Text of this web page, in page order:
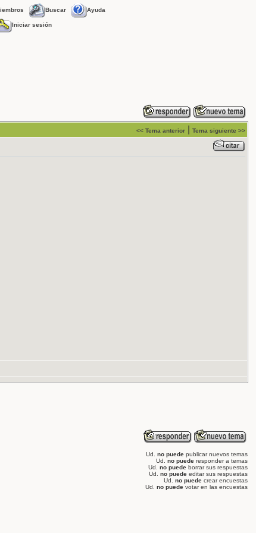
Buscar Ayuda
Iniciar sesión
<< Tema anterior| Tema siguiente >>
Ud. no puedepublicar nuevos temas
Ud. no puederesponder a temas
Ud. no puedeborrar sus respuestas
Ud. no puedeeditar sus respuestas
Ud. no puedecrear encuestas
Ud. no puedevotar en las encuestas